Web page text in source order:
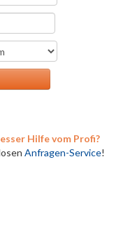
Hilfe vom Profi?
Anfragen-Service!